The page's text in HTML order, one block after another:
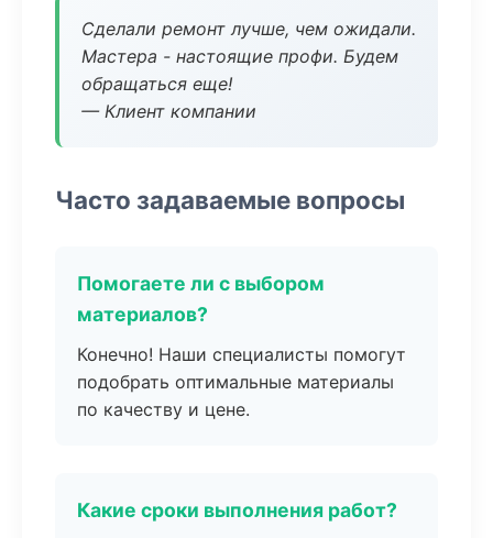
Сделали ремонт лучше, чем ожидали.
Мастера - настоящие профи. Будем
обращаться еще!
— Клиент компании
Часто задаваемые вопросы
Помогаете ли с выбором
материалов?
Конечно! Наши специалисты помогут
подобрать оптимальные материалы
по качеству и цене.
Какие сроки выполнения работ?